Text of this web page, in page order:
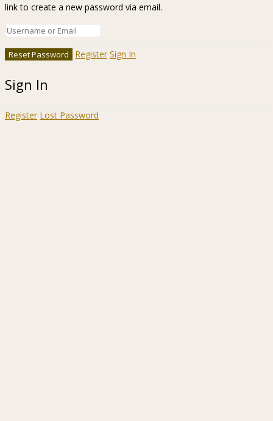
link to create a new password via email.
Register Sign In
Sign In
Register Lost Password